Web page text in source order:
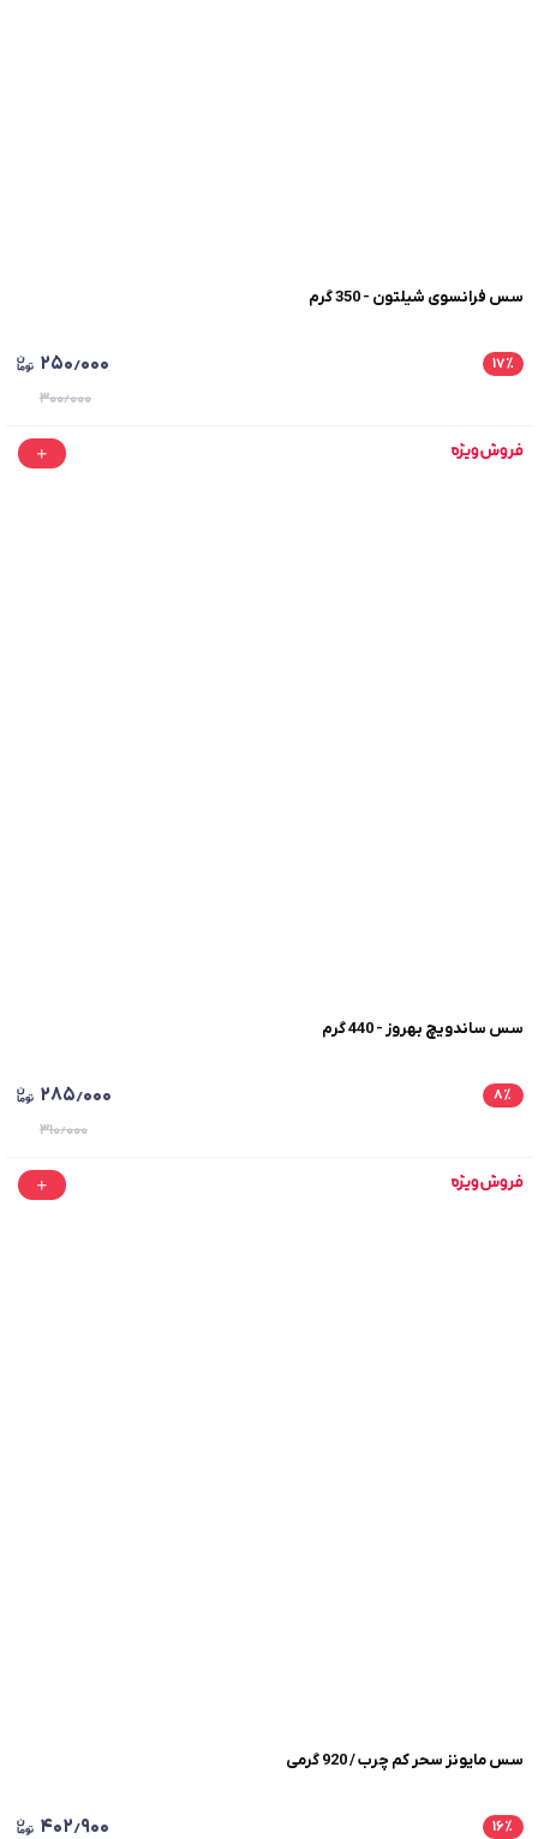
سس فرانسوی شیلتون - 350 گرم
۱۷٪ ۲۵۰٫۰۰۰
۳۰۰٫۰۰۰
سس ساندویچ بهروز - 440 گرم
۸٪ ۲۸۵٫۰۰۰
۳۱۰٫۰۰۰
سس مایونز سحر کم چرب / 920 گرمی
۱۶٪ ۴۰۲٫۹۰۰